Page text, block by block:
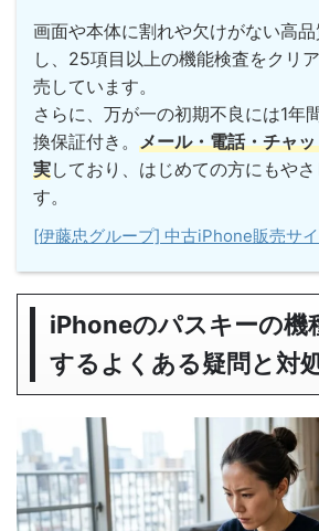
画面や本体に割れや欠けがない高
し、25項目以上の機能検査をクリ
売しています。
さらに、万が一の初期不良には1年
換保証付き。 メール・電話・チャ
実しており、はじめての方にもや
す。
[伊藤忠グループ] 中古iPhone販売サ
iPhoneのパスキーの機
するよくある疑問と対